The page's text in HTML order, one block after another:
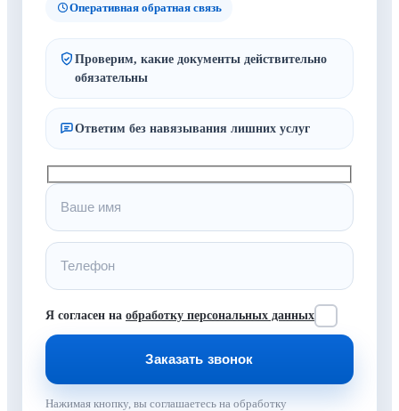
Оперативная обратная связь
Проверим, какие документы действительно
обязательны
Ответим без навязывания лишних услуг
Я согласен на обработку персональных данных
Нажимая кнопку, вы соглашаетесь на обработку